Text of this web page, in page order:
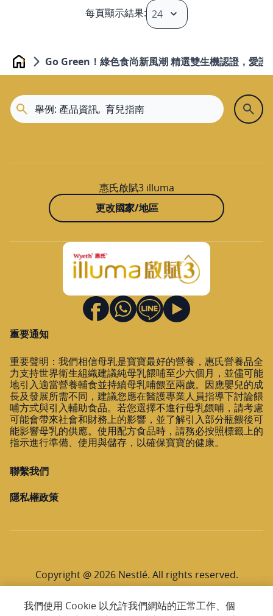
頁 1 / 4
頁 4 / 4
每頁顯示結果:
Home Go Green！綠色食尚新風潮 精選雙生機認證，愛護
惠氏啟賦3 illuma
更改國家/地區
重要通知
重要聲明：我們相信母乳是寶寶最好的營養，惠氏營養品全
力支持世界衛生組織建議純母乳餵哺至少六個月，並儘可能
地引入適當營養輔食並持續母乳哺餵至兩歲。因應嬰兒的成
長及發展所需不同，建議您應在醫護專業人員指導下討論餵
哺方式與引入輔助食品。若您選擇不進行母乳餵哺，請考慮
可能會帶來社會和財務上的影響，並了解引入部分瓶餵後可
能影響母乳的供應。使用配方食品時，請務必按照標籤上的
指示進行準備、使用與儲存，以確保寶寶的健康。
聯繫我們
隱私權政策
Copyright @ 2026 Nestlé. All rights reserved.
我們使用 Cookie 以允許我們網站的正常工作、個